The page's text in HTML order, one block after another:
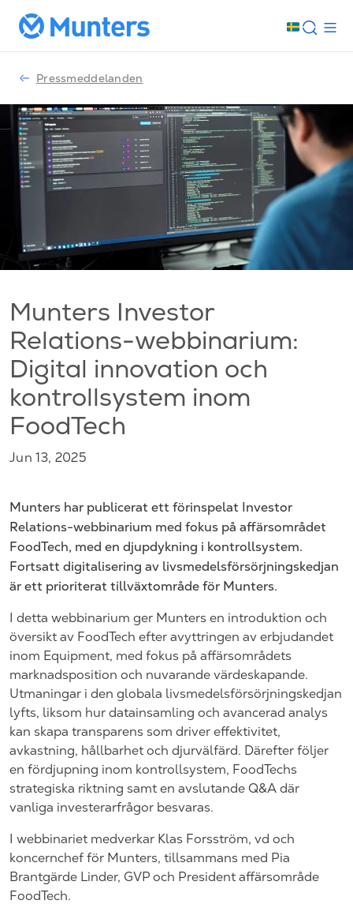
Pressmeddelanden
Munters Investor
Relations-webbinarium:
Digital innovation och
kontrollsystem inom
FoodTech
Jun 13, 2025
Munters har publicerat ett förinspelat Investor
Relations-webbinarium med fokus på affärsområdet
FoodTech, med en djupdykning i kontrollsystem.
Fortsatt digitalisering av livsmedelsförsörjningskedjan
är ett prioriterat tillväxtområde för Munters.
I detta webbinarium ger Munters en introduktion och
översikt av FoodTech efter avyttringen av erbjudandet
inom Equipment, med fokus på affärsområdets
marknadsposition och nuvarande värdeskapande.
Utmaningar i den globala livsmedelsförsörjningskedjan
lyfts, liksom hur datainsamling och avancerad analys
kan skapa transparens som driver effektivitet,
avkastning, hållbarhet och djurvälfärd. Därefter följer
en fördjupning inom kontrollsystem, FoodTechs
strategiska riktning samt en avslutande Q&A där
vanliga investerarfrågor besvaras.
I webbinariet medverkar Klas Forsström, vd och
koncernchef för Munters, tillsammans med Pia
Brantgärde Linder, GVP och President affärsområde
FoodTech.